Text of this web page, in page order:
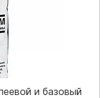
и базовый